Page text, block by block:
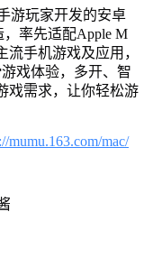
游玩家开发的安卓
，率先适配Apple M
手机游戏及应用，
戏体验，多开、智
戏需求，让你轻松游
mumu.163.com/mac/